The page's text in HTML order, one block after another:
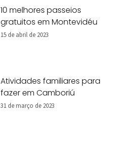
10 melhores passeios
gratuitos em Montevidéu
15 de abril de 2023
Atividades familiares para
fazer em Camboriú
31 de março de 2023